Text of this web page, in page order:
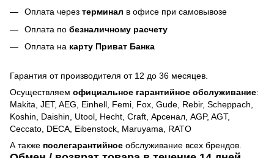
Оплата через терминал в офисе при самовывозе
Оплата по безналичному расчету
Оплата на карту Приват Банка
Гарантия от производителя от 12 до 36 месяцев.
Осуществляем официальное гарантийное обслуживание:
Makita, JET, AEG, Einhell, Femi, Fox, Gude, Rebir, Scheppach,
Koshin, Daishin, Utool, Hecht, Craft, Арсенал, AGP, AGT,
Ceccato, DECA, Eibenstock, Maruyama, RATO
А также послегарантийное обслуживание всех брендов.